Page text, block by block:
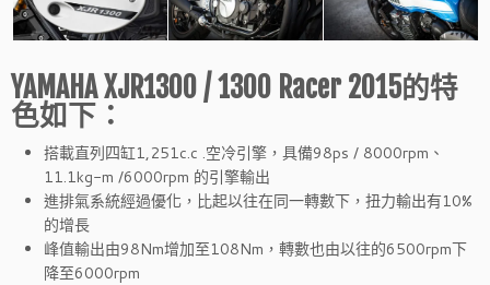
YAMAHA XJR1300 / 1300 Racer 2015的特
色如下：
搭載直列四缸1,251c.c .空冷引擎，具備98ps / 8000rpm、
11.1kg-m /6000rpm 的引擎輸出
進排氣系統經過優化，比起以往在同一轉數下，扭力輸出有10%
的增長
峰值輸出由98Nm增加至108Nm，轉數也由以往的6500rpm下
降至6000rpm